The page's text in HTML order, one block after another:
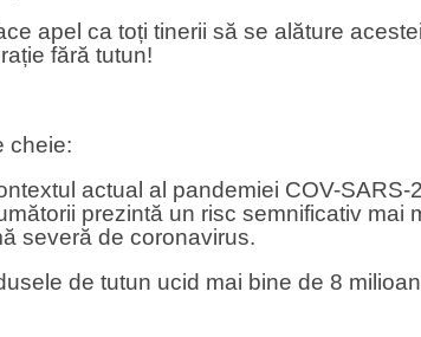
apel ca toți tinerii să se alăture
fără tutun!
cheie:
actual al pandemiei COV-SARS-
prezintă un risc semnificativ mai
severă de coronavirus.
de tutun ucid mai bine de 8